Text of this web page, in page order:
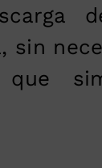
sin